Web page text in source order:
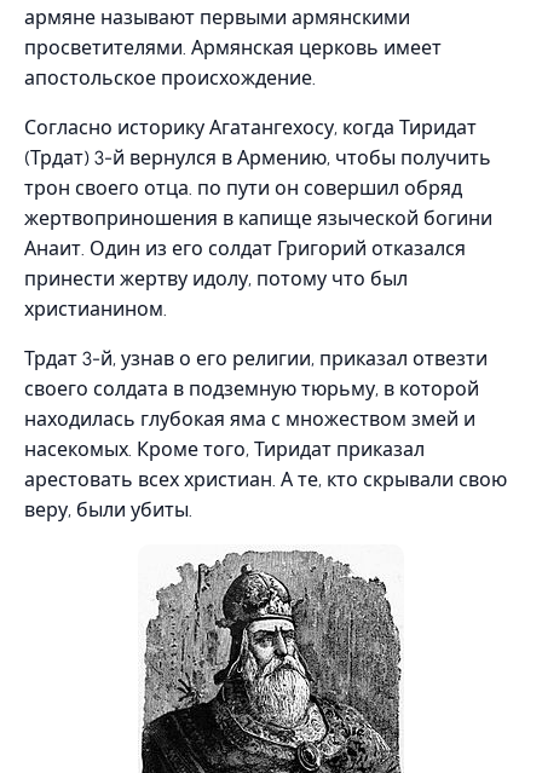
армяне называют первыми армянскими
просветителями. Армянская церковь имеет
апостольское происхождение.
Согласно историку Агатангехосу, когда Тиридат
(Трдат) 3-й вернулся в Армению, чтобы получить
трон своего отца. по пути он совершил обряд
жертвоприношения в капище языческой богини
Анаит. Один из его солдат Григорий отказался
принести жертву идолу, потому что был
христианином.
Трдат 3-й, узнав о его религии, приказал отвезти
своего солдата в подземную тюрьму, в которой
находилась глубокая яма с множеством змей и
насекомых. Кроме того, Тиридат приказал
арестовать всех христиан. А те, кто скрывали свою
веру, были убиты.